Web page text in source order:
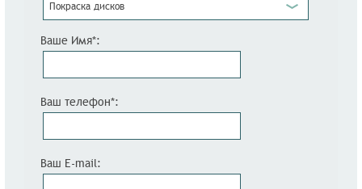
Покраска дисков
Ваше Имя*:
Ваш телефон*:
Ваш E-mail: